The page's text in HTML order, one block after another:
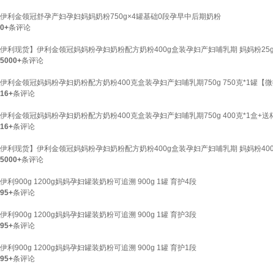
伊利金领冠舒孕产妇孕妇妈妈奶粉750g×4罐基础0段孕早中后期奶粉
0+条评论
伊利现货】伊利金领冠妈妈粉孕妇奶粉配方奶粉400g盒装孕妇产妇哺乳期 妈妈粉
5000+条评论
伊利金领冠妈妈粉孕妇奶粉配方奶粉400克盒装孕妇产妇哺乳期750g 750克*1罐【微
16+条评论
伊利金领冠妈妈粉孕妇奶粉配方奶粉400克盒装孕妇产妇哺乳期750g 400克*1盒+送
16+条评论
伊利现货】伊利金领冠妈妈粉孕妇奶粉配方奶粉400g盒装孕妇产妇哺乳期 妈妈粉
5000+条评论
伊利900g 1200g妈妈孕妇罐装奶粉可追溯 900g 1罐 育护4段
95+条评论
伊利900g 1200g妈妈孕妇罐装奶粉可追溯 900g 1罐 育护3段
95+条评论
伊利900g 1200g妈妈孕妇罐装奶粉可追溯 900g 1罐 育护1段
95+条评论